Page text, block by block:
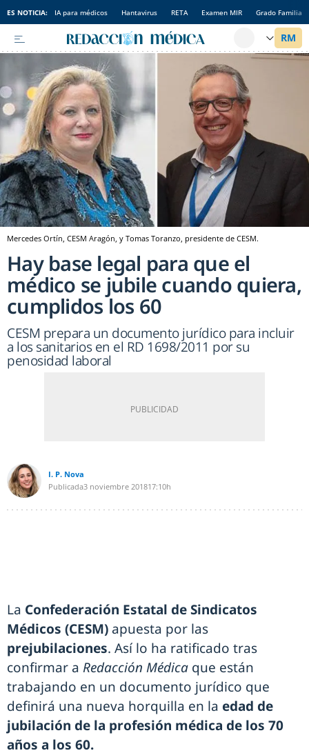
ES NOTICIA: IA para médicos Hantavirus RETA Examen MIR Grado Familia
Mercedes Ortín, CESM Aragón, y Tomas Toranzo, presidente de CESM.
Hay base legal para que el
médico se jubile cuando quiera,
cumplidos los 60
CESM prepara un documento jurídico para incluir
a los sanitarios en el RD 1698/2011 por su
penosidad laboral
I. P. Nova
Publicada3 noviembre 201817:10h
La Confederación Estatal de Sindicatos
Médicos (CESM) apuesta por las
prejubilaciones. Así lo ha ratificado tras
confirmar a Redacción Médica que están
trabajando en un documento jurídico que
definirá una nueva horquilla en la edad de
jubilación de la profesión médica de los 70
años a los 60.